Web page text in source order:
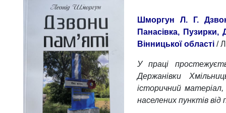
Шморгун Л. Г.
Панасівка, Пузирки,
Вінницької області /
У праці
Держанівки
історичний
населених пунктів від